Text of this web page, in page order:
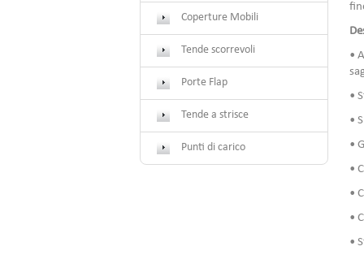
Coperture Mobili
Tende scorrevoli
Porte Flap
Tende a strisce
Punti di carico
•
•
•
•
•
•
•
•